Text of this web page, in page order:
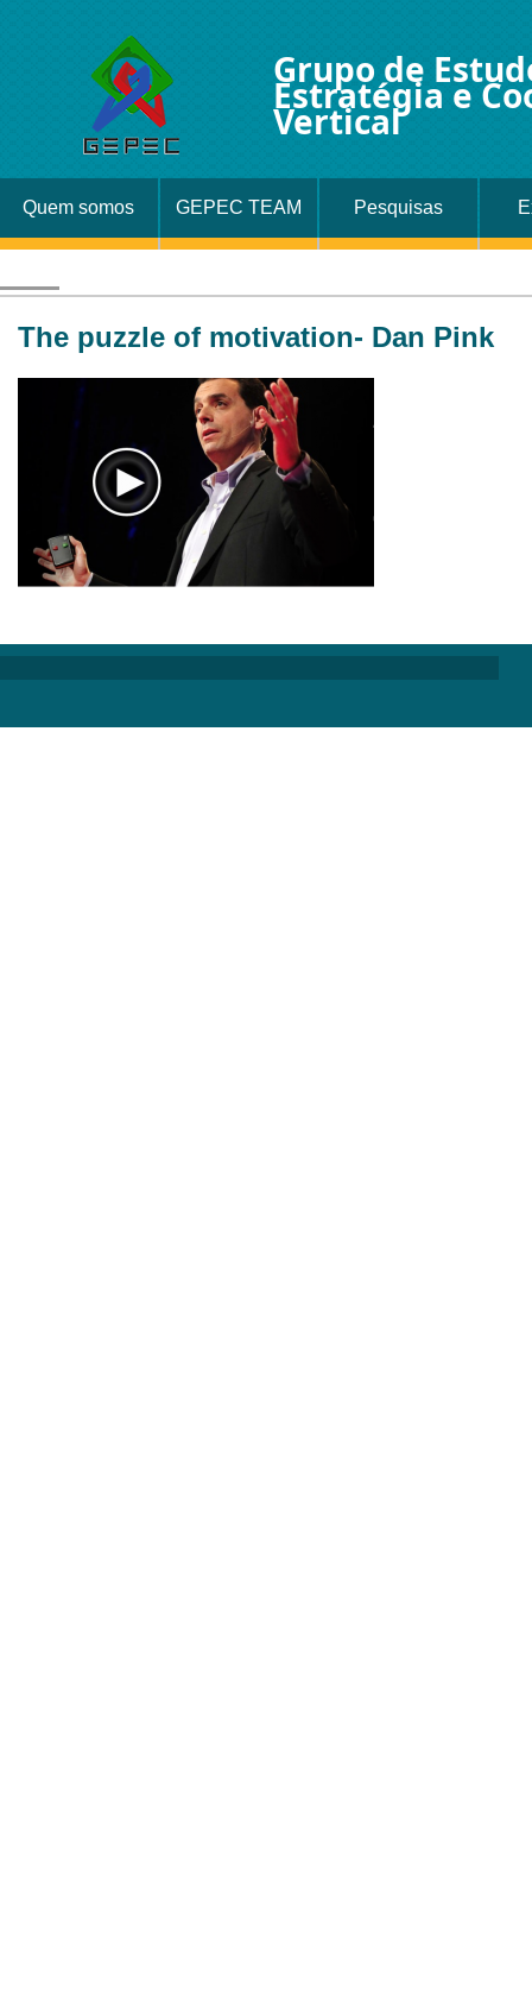
Grupo de
Estratégia e
Vertical
Quem somos GEPEC TEAM Pesquisas
The puzzle of motivation- Dan Pink